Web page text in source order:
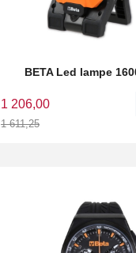
BETA Led lampe
1 206,00
1 611,25